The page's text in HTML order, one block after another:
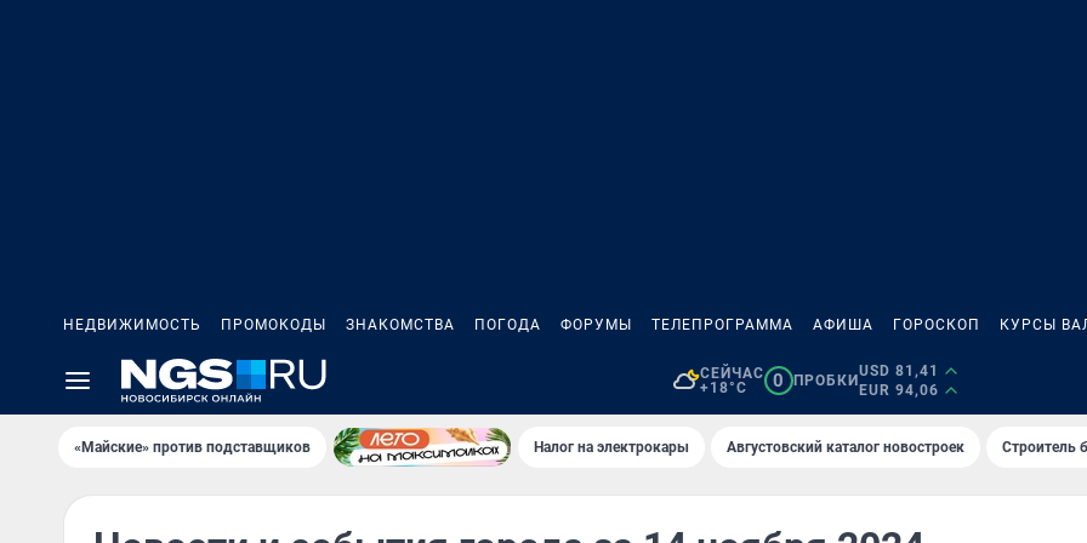
НЕДВИЖИМОСТЬ ПРОМОКОДЫ ЗНАКОМСТВА ПОГОДА ФОРУМЫ ТЕЛЕПРОГРАММА АФИША ГОРОСКОП КУРСЫ
СЕЙЧАС
+18°C
0 ПРОБКИ
USD 81,41
EUR 94,06
«Майские» против подставщиков Налог на электрокары Августовский каталог новостроек Строитель